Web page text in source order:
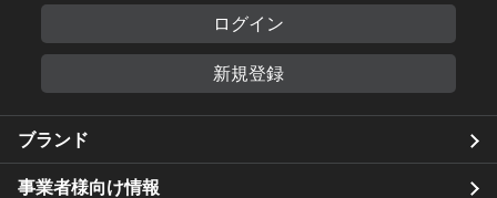
ログイン
新規登録
ブランド
事業者様向け情報